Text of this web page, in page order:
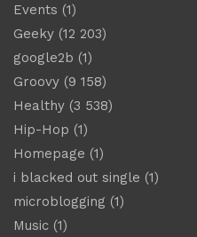
Events (1)
Geeky (12 203)
google2b (1)
Groovy (9 158)
Healthy (3 538)
Hip-Hop (1)
Homepage (1)
i blacked out single (1)
microblogging (1)
Music (1)